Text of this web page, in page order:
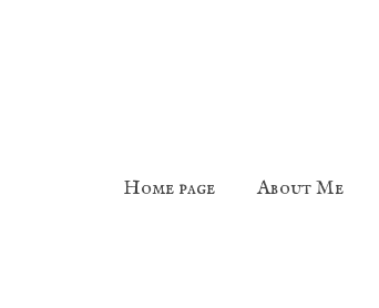
Home page About Me